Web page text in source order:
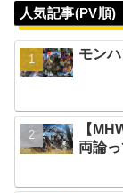
人気記事(PV順)
モン
【
両論